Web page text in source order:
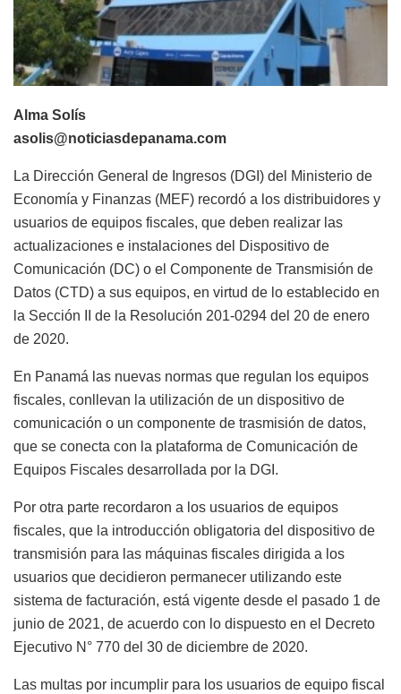
Alma Solís
asolis@noticiasdepanama.com
La Dirección General de Ingresos (DGI) del Ministerio de
Economía y Finanzas (MEF) recordó a los distribuidores y
usuarios de equipos fiscales, que deben realizar las
actualizaciones e instalaciones del Dispositivo de
Comunicación (DC) o el Componente de Transmisión de
Datos (CTD) a sus equipos, en virtud de lo establecido en
la Sección II de la Resolución 201-0294 del 20 de enero
de 2020.
En Panamá las nuevas normas que regulan los equipos
fiscales, conllevan la utilización de un dispositivo de
comunicación o un componente de trasmisión de datos,
que se conecta con la plataforma de Comunicación de
Equipos Fiscales desarrollada por la DGI.
Por otra parte recordaron a los usuarios de equipos
fiscales, que la introducción obligatoria del dispositivo de
transmisión para las máquinas fiscales dirigida a los
usuarios que decidieron permanecer utilizando este
sistema de facturación, está vigente desde el pasado 1 de
junio de 2021, de acuerdo con lo dispuesto en el Decreto
Ejecutivo N° 770 del 30 de diciembre de 2020.
Las multas por incumplir para los usuarios de equipo fiscal